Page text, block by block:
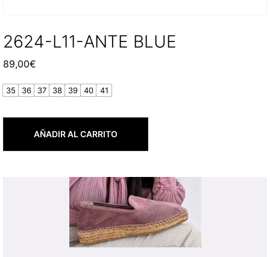
2624-L11-ANTE BLUE
89,00€
35 36 37 38 39 40 41
AÑADIR AL CARRITO